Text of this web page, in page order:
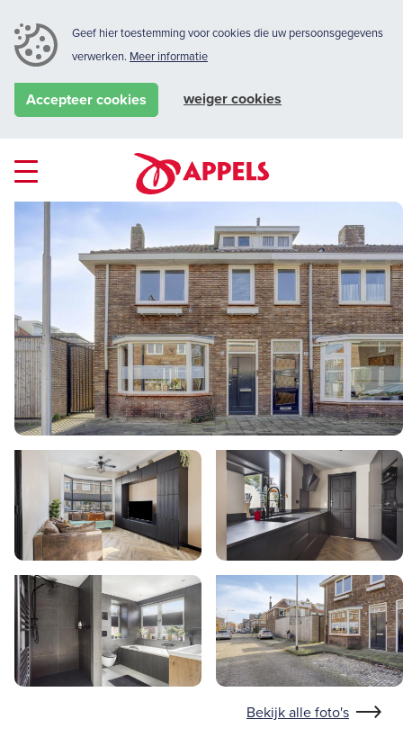
Geef hier toestemming voor cookies die uw persoonsgegevens
verwerken. Meer informatie
Accepteer cookies weiger cookies
Bekijk alle foto's